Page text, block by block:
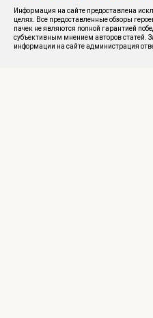
Информация на сайте предоставлена
целях. Все предоставленные обзоры
пачек не являются полной гарантией
субъективным мнением авторов статей.
информации на сайте администрация